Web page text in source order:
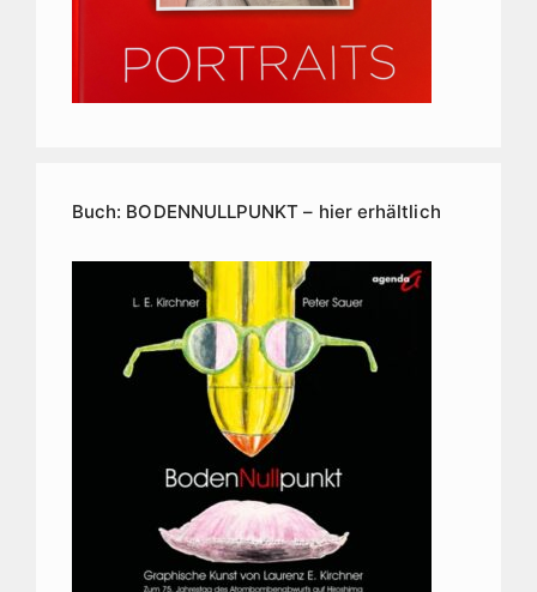
Buch: BODENNULLPUNKT – hier erhältlich